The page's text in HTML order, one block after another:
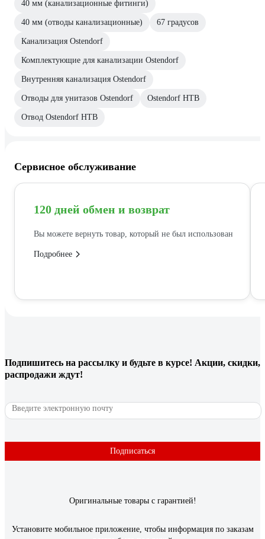
40 мм (канализационные фитинги)
40 мм (отводы канализационные) 67 градусов
Канализация Ostendorf
Комплектующие для канализации Ostendorf
Внутренняя канализация Ostendorf
Отводы для унитазов Ostendorf Ostendorf HTB
Отвод Ostendorf HTB
Сервисное обслуживание
120 дней обмен и возврат
Вы можете вернуть товар, который не был использован
Подробнее
Подпишитесь на рассылку и будьте в курсе! Акции, скидки,
распродажи ждут!
Подписаться
Оригинальные товары с гарантией!
Установите мобильное приложение, чтобы информация по заказам